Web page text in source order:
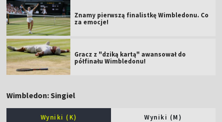
Znamy pierwszą finalistkę Wimbledonu. Co
za emocje!
Gracz z "dziką kartą" awansował do
półfinału Wimbledonu!
Wimbledon: Singiel
Wyniki (K) Wyniki (M)